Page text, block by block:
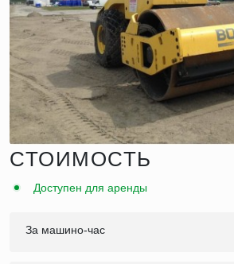
СТОИМОСТЬ
Доступен для аренды
За машино-час